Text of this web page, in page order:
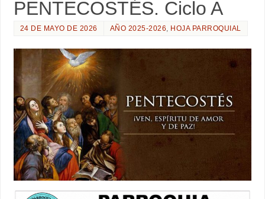
PENTECOSTÉS. Ciclo A
24 DE MAYO DE 2026 AÑO 2025-2026 HOJA PARROQUIAL